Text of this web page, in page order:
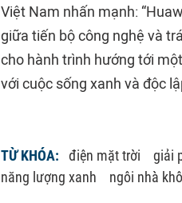
Việt Nam nhấn mạnh:
giữa tiến bộ công nghệ và
cho hành trình hướng tới
với cuộc sống xanh và độc
TỪ KHÓA: điện mặt trời giải
năng lượng xanh
ngôi nhà